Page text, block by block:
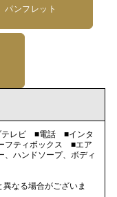
パンフレット
テレビ ■電話 ■インタ
フティボックス ■エア
ハンドソープ、ボディ
なる場合がございま